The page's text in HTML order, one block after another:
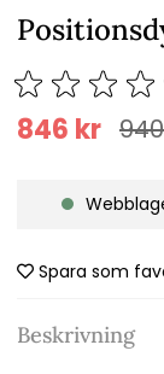
940
846 kr
Spara som
Beskrivning